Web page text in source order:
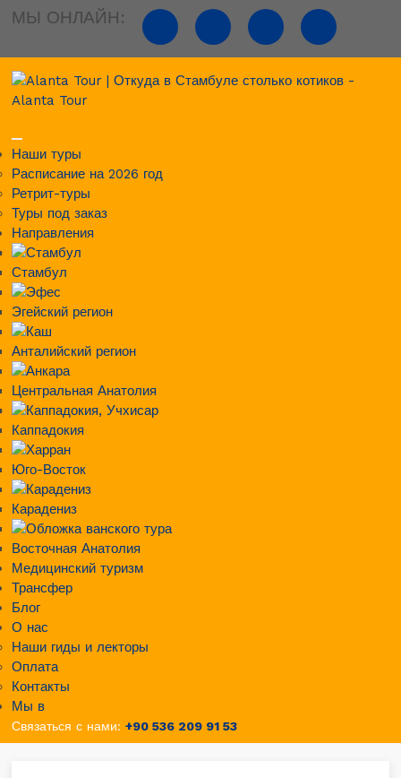
МЫ ОНЛАЙН:
Связаться с нами: +90 536 209 91 53
Наши туры
Расписание на 2026 год
Ретрит-туры
Туры под заказ
Направления
Стамбул
Эгейский регион
Анталийский регион
Центральная Анатолия
Каппадокия
Юго-Восток
Карадениз
Восточная Анатолия
Медицинский туризм
Трансфер
Блог
О нас
Наши гиды и лекторы
Оплата
Контакты
Мы в